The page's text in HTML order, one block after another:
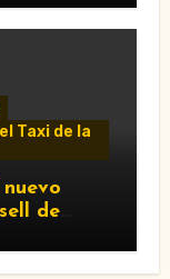
Taxi de la
de